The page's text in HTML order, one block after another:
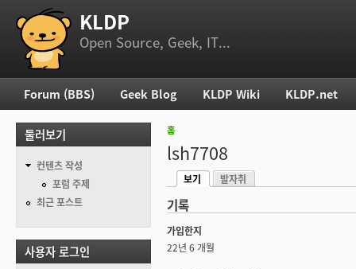
부 메뉴 KLDP
Open Source, Geek, IT...
현재 위치
홈
lsh7708
기본탭
보기
발자취
기록
가입한지
22년 6 개월
주 메뉴
Forum (BBS) Geek Blog KLDP Wiki KLDP.net
둘러보기
컨텐츠 작성
포럼 주제
최근 포스트
사용자 로그인